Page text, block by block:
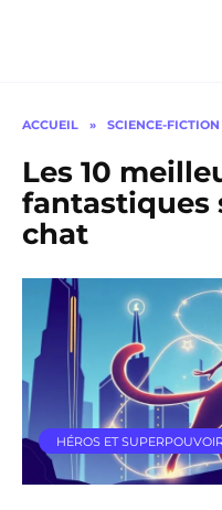
ACCUEIL » SCIENCE-FICTION
Les 10
fantastiques
chat
HÉROS ET